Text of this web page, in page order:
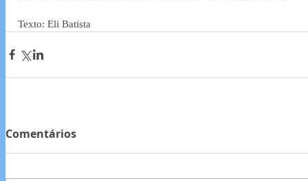
Texto: Eli Batista
Comentários